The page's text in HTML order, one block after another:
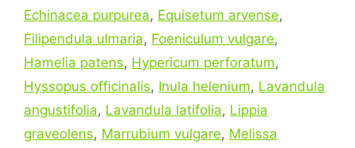
Echinacea purpurea, Equisetum arvense,
Filipendula ulmaria, Foeniculum vulgare,
Hamelia patens, Hypericum perforatum,
Hyssopus officinalis, Inula helenium, Lavandula
angustifolia, Lavandula latifolia, Lippia
graveolens, Marrubium vulgare, Melissa